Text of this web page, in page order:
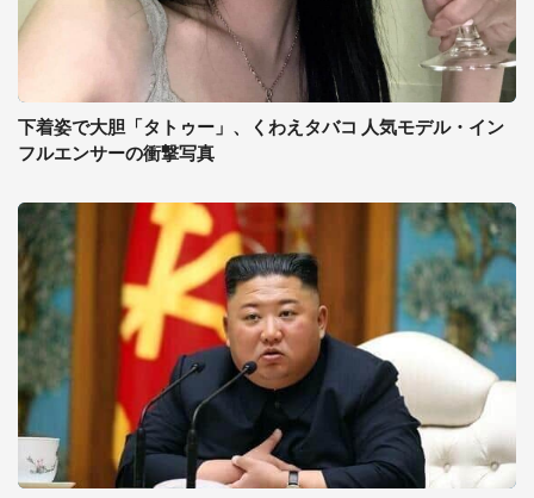
下着姿で大胆「タトゥー」、くわえタバコ 人気モデル・イン
フルエンサーの衝撃写真